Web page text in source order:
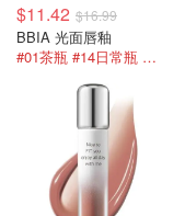
$11.42 $16.99
BBIA 光面唇釉
#01茶瓶 #14日常瓶 嫩到想亲自己